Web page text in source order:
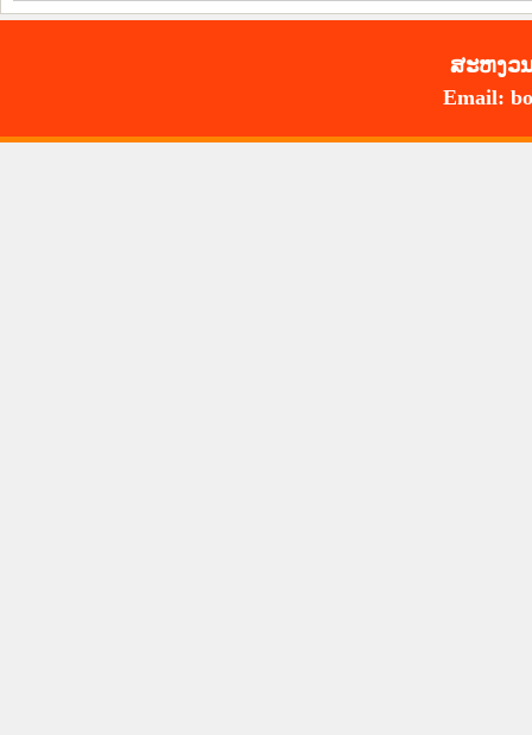
ສະ​ຫງວ
Email: